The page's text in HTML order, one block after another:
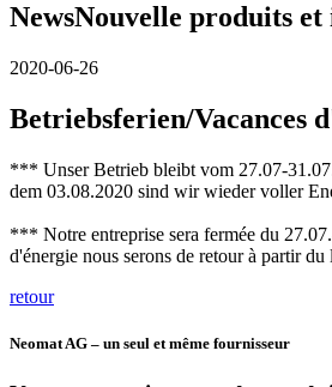
NewsNouvelle produits
2020-06-26
Betriebsferien/Vacances
*** Unser Betrieb bleibt vom 27.07-
dem 03.08.2020 sind wir wieder voller
*** Notre entreprise sera fermée du
d'énergie nous serons de retour à partir
retour
Neomat AG – un seul et même fournisseur